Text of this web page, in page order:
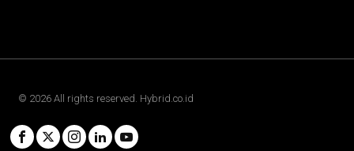
© 2026 All rights reserved. Hybrid.co.id